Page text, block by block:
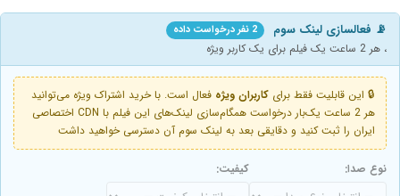
📡 فعالسازی لینک سوم 2 نفر درخواست داده
، هر 2 ساعت یک فیلم برای یک کاربر ویژه
🔒 این قابلیت فقط برای کاربران ویژه فعال است. با خرید اشتراک ویژه می‌توانید
هر 2 ساعت یک‌بار درخواست همگام‌سازی لینک‌های این فیلم با CDN اختصاصی
ایران را ثبت کنید و دقایقی بعد به لینک سوم آن دسترسی خواهید داشت
نوع صدا: کیفیت: